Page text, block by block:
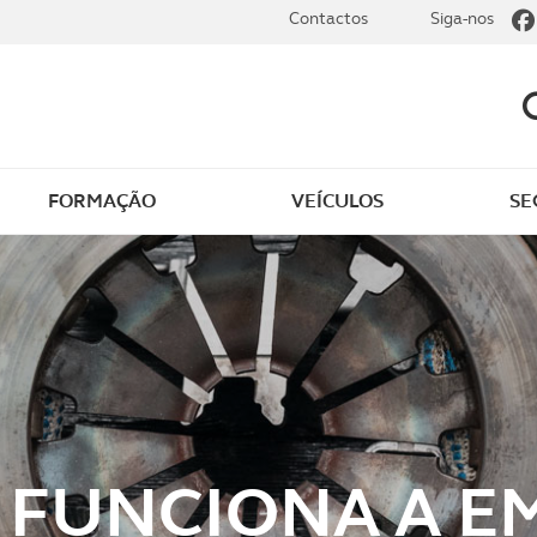
Clássicos
Notícias do clube
Golfe
Revista ACP Edição
impressa
FORMAÇÃO VEÍCULOS
Contactos Siga-nos
A